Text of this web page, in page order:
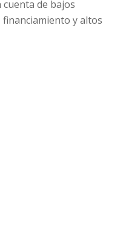
cuenta de bajos
y altos